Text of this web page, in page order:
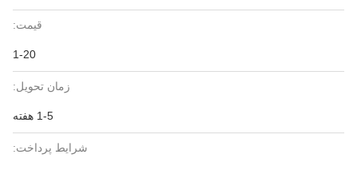
قیمت:
1-20
زمان تحویل:
1-5 هفته
شرایط پرداخت: